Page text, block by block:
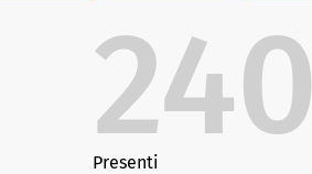
240
Presenti